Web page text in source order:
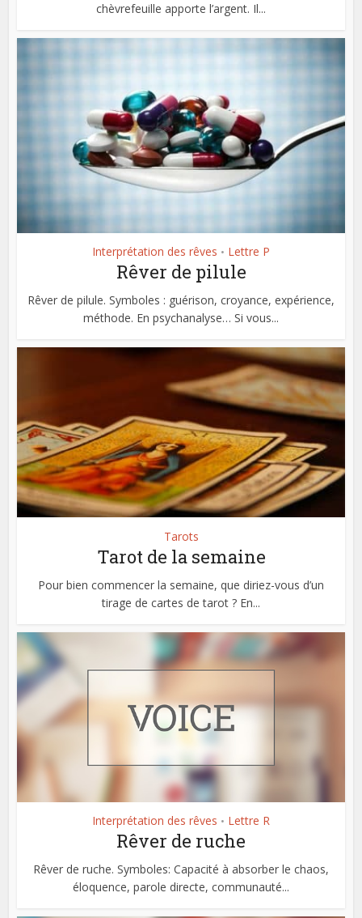
chèvrefeuille apporte l’argent. Il...
Interprétation des rêves • Lettre P
Rêver de pilule
Rêver de pilule. Symboles : guérison, croyance, expérience,
méthode. En psychanalyse… Si vous...
Tarots
Tarot de la semaine
Pour bien commencer la semaine, que diriez-vous d’un
tirage de cartes de tarot ? En...
Interprétation des rêves • Lettre R
Rêver de ruche
Rêver de ruche. Symboles: Capacité à absorber le chaos,
éloquence, parole directe, communauté...